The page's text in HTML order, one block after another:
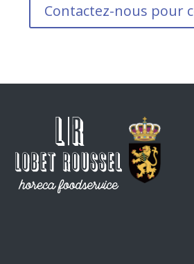
Contactez-nous pour